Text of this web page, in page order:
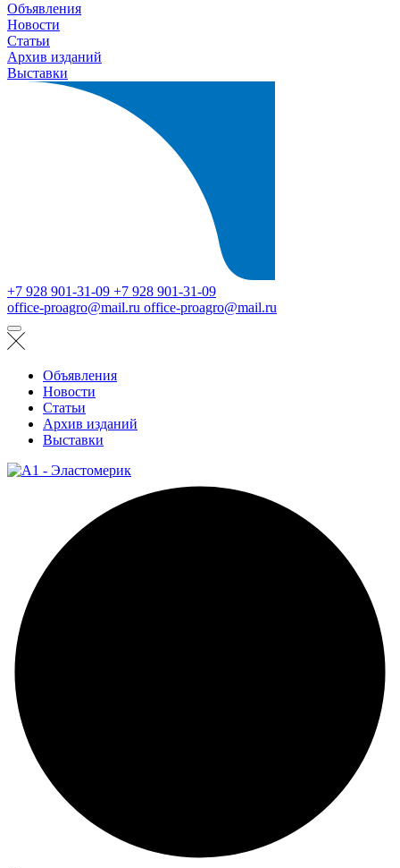
Объявления
Новости
Статьи
Архив изданий
Выставки
+7 928 901-31-09 +7 928 901-31-09
office-proagro@mail.ru office-proagro@mail.ru
Объявления
Новости
Статьи
Архив изданий
Выставки